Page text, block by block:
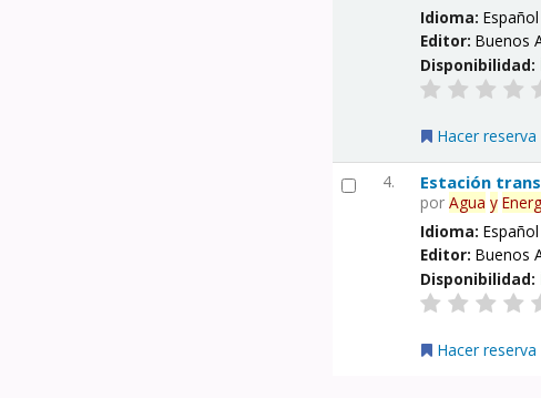
Idioma:Español
Editor:Buenos
Disponibilidad:
Hacer reserva
4. Estación
porAgua y
Idioma:Español
Editor:Buenos
Disponibilidad:
Hacer reserva